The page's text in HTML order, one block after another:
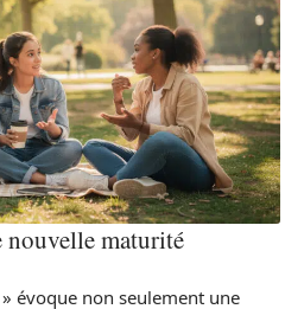
nouvelle maturité
évoque non seulement une